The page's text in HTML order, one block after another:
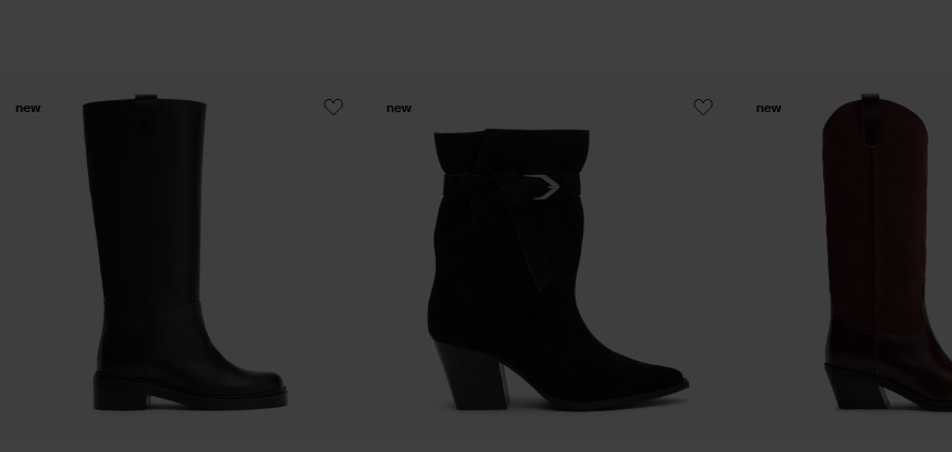
new new new